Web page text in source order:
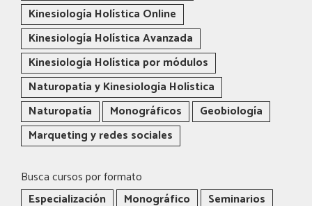
Kinesiología Holística Online
Kinesiología Holística Avanzada
Kinesiología Holística por módulos
Naturopatía y Kinesiología Holística
Naturopatía
Monográficos
Geobiología
Marqueting y redes sociales
Busca cursos por formato
Especialización
Monográfico Seminarios